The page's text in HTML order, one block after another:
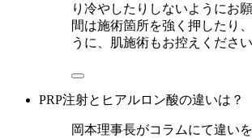
り冷やしたりしないようにお
間は施術箇所を強く押したり
うに、肌施術もお控えください
PRP注射とヒアルロン酸の違いは？
岡本理事長がコラムにて違い